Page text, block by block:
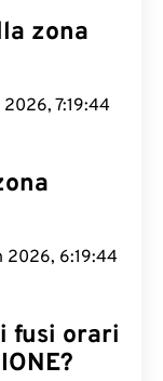
zona
7:19:45
2026, 6:19:45
fusi orari